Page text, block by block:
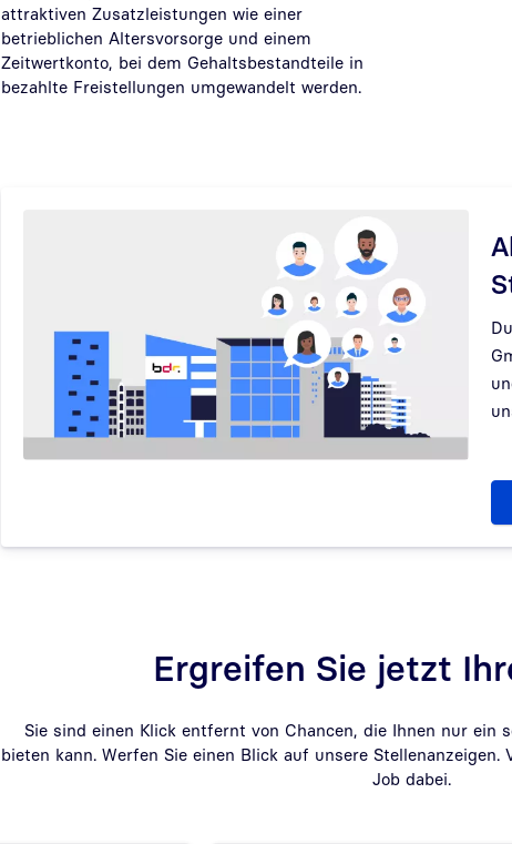
attraktiven Zusatzleistungen wie einer
betrieblichen Altersvorsorge und einem
Zeitwertkonto, bei dem Gehaltsbestandteile in
bezahlte Freistellungen umgewandelt werden.
Ergreifen Sie jetzt
Sie sind einen Klick entfernt von Chancen, die Ihnen nur ein
bieten kann. Werfen Sie einen Blick auf unsere
Job dabei.